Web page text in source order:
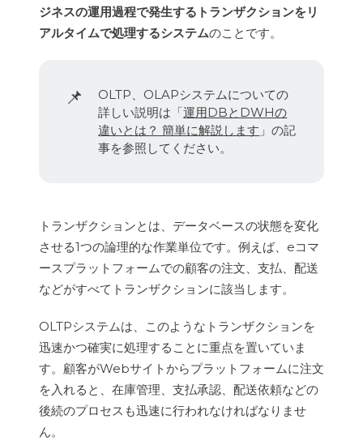
ジネスの運用過程で発生するトランザクションをリ
アルタイムで処理するシステムのことです。
📌
OLTP、OLAPシステムについての
詳しい説明は「運用DBとDWHの
違いとは？ 簡単に解説します 」の記
事を参照してください。
トランザクションとは、データベースの状態を変化
させる1つの論理的な作業単位です。例えば、eコマ
ースプラットフォームでの顧客の注文、支払、配送
などがすべてトランザクションに該当します。
OLTPシステムは、このようなトランザクションを
迅速かつ確実に処理することに重点を置いていま
す。顧客がWebサイトからプラットフォームに注文
を入れると、在庫管理、支払承認、配送依頼などの
後続のプロセスも迅速に行われなければなりませ
ん。